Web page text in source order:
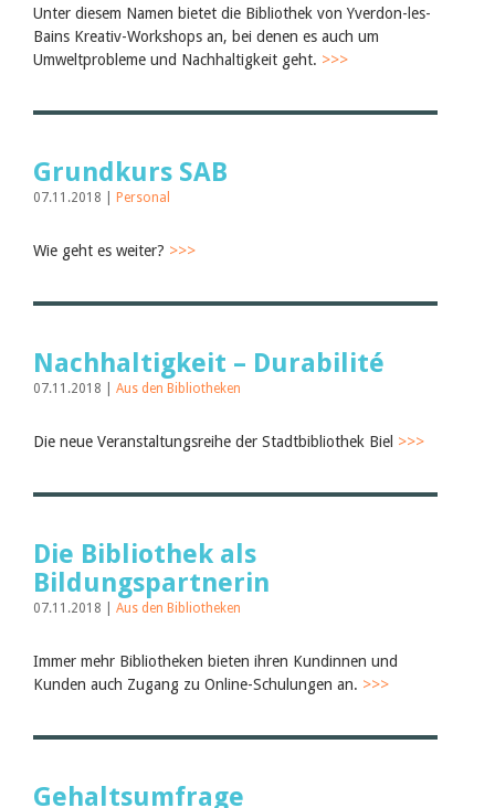
Unter diesem Namen bietet die Bibliothek von Yverdon-les-
Bains Kreativ-Workshops an, bei denen es auch um
Umweltprobleme und Nachhaltigkeit geht. >>>
Grundkurs SAB
07.11.2018 | Personal
Wie geht es weiter? >>>
Nachhaltigkeit – Durabilité
07.11.2018 | Aus den Bibliotheken
Die neue Veranstaltungsreihe der Stadtbibliothek Biel >>>
Die Bibliothek als
Bildungspartnerin
07.11.2018 | Aus den Bibliotheken
Immer mehr Bibliotheken bieten ihren Kundinnen und
Kunden auch Zugang zu Online-Schulungen an. >>>
Gehaltsumfrage